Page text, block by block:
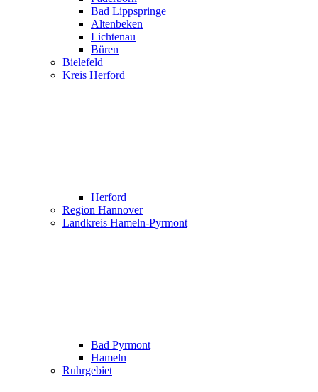
Bad Lippspringe
Altenbeken
Lichtenau
Büren
Bielefeld
Kreis Herford
Herford
Region Hannover
Landkreis Hameln-Pyrmont
Bad Pyrmont
Hameln
Ruhrgebiet